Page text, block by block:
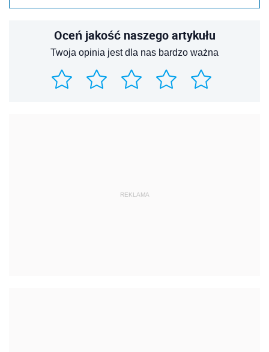
Oceń jakość naszego artykułu
Twoja opinia jest dla nas bardzo ważna
REKLAMA